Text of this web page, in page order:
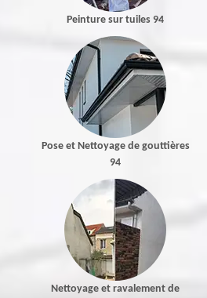
Peinture sur tuiles 94
Pose et Nettoyage de gouttières
94
Nettoyage et ravalement de